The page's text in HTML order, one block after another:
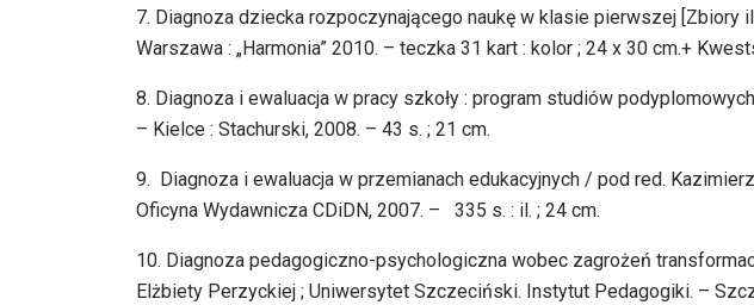
7. Diagnoza dziecka rozpoczynającego naukę w klasie pierwszej [Zbiory
Warszawa : „Harmonia” 2010. – teczka 31 kart : kolor ; 24 x 30 cm.+
8. Diagnoza i ewaluacja w pracy szkoły : program studiów
– Kielce : Stachurski, 2008. – 43 s. ; 21 cm.
9.
Diagnoza i ewaluacja w przemianach edukacyjnych / pod red.
Oficyna Wydawnicza CDiDN, 2007. – 335 s. : il. ; 24 cm.
10. Diagnoza pedagogiczno-psychologiczna wobec zagrożeń
Elżbiety Perzyckiej ; Uniwersytet Szczeciński. Instytut Pedagogiki. –